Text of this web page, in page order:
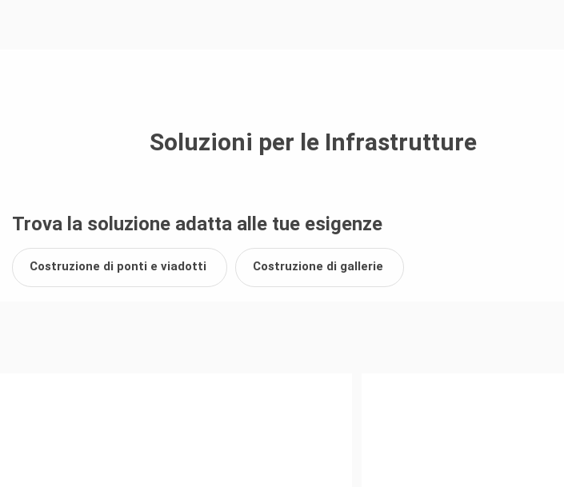
Soluzioni per le Infrastrutture
Trova la soluzione adatta alle tue esigenze
Costruzione di ponti e viadotti Costruzione di gallerie